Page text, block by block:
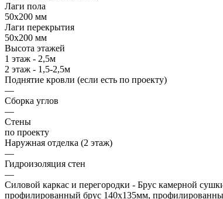
Лаги пола
50х200 мм
Лаги перекрытия
50х200 мм
Высота этажей
1 этаж - 2,5м
2 этаж - 1,5-2,5м
Поднятие кровли (если есть по проекту)
—
Сборка углов
—
Стены
по проекту
Наружная отделка (2 этаж)
—
Гидроизоляция стен
—
Силовой каркас и перегородки - Брус камерной
профилированный брус 140х135мм,